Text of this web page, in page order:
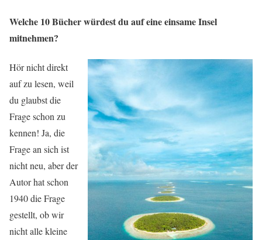
Welche 10 Bücher würdest du auf eine einsame Insel
mitnehmen?
Hör nicht direkt
auf zu lesen, weil
du glaubst die
Frage schon zu
kennen! Ja, die
Frage an sich ist
nicht neu, aber der
Autor hat schon
1940 die Frage
gestellt, ob wir
nicht alle kleine